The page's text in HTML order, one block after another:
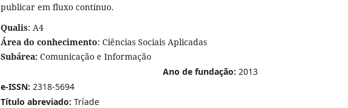
publicar em fluxo contínuo.
Qualis: A4
Área do conhecimento: Ciências Sociais Aplicadas
Subárea: Comunicação e Informação
Ano de fundação: 2013
e-ISSN: 2318-5694
Título abreviado: Tríade